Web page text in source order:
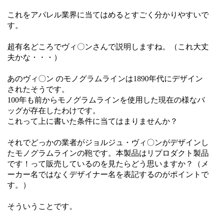
これをアパレル業界に当てはめるとすごく分かりやすいで
す。
超有名どころでヴィ〇ンさんで説明しますね。（これ大丈
夫かな・・・）
あのヴィ〇ン のモノグラムラインは1890年代にデザイン
されたそうです。
100年も前からモノグラムラインを使用した現在の様なバ
ッグが存在したわけです。
これって上に書いた条件に当てはまりませんか？
それでどっかの業者がジョルジュ・ヴィ〇ンがデザインし
たモノグラムラインの鞄です。本製品はリプロダクト製品
です！って販売しているのを見たらどう思いますか？（メ
ーカー名ではなくデザイナー名を表記するのがポイントで
す。）
そういうことです。